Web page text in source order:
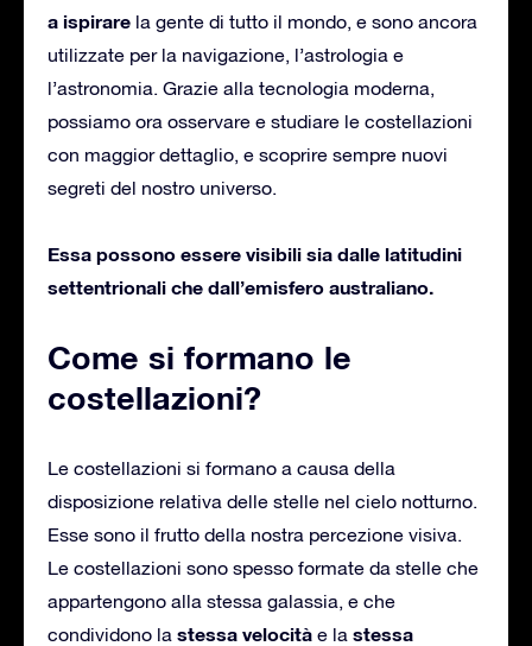
a ispirare la gente di tutto il mondo, e sono ancora
utilizzate per la navigazione, l’astrologia e
l’astronomia. Grazie alla tecnologia moderna,
possiamo ora osservare e studiare le costellazioni
con maggior dettaglio, e scoprire sempre nuovi
segreti del nostro universo.
Essa possono essere visibili sia dalle latitudini
settentrionali che dall’emisfero australiano.
Come si formano le
costellazioni?
Le costellazioni si formano a causa della
disposizione relativa delle stelle nel cielo notturno.
Esse sono il frutto della nostra percezione visiva.
Le costellazioni sono spesso formate da stelle che
appartengono alla stessa galassia, e che
condividono la stessa velocità e la stessa